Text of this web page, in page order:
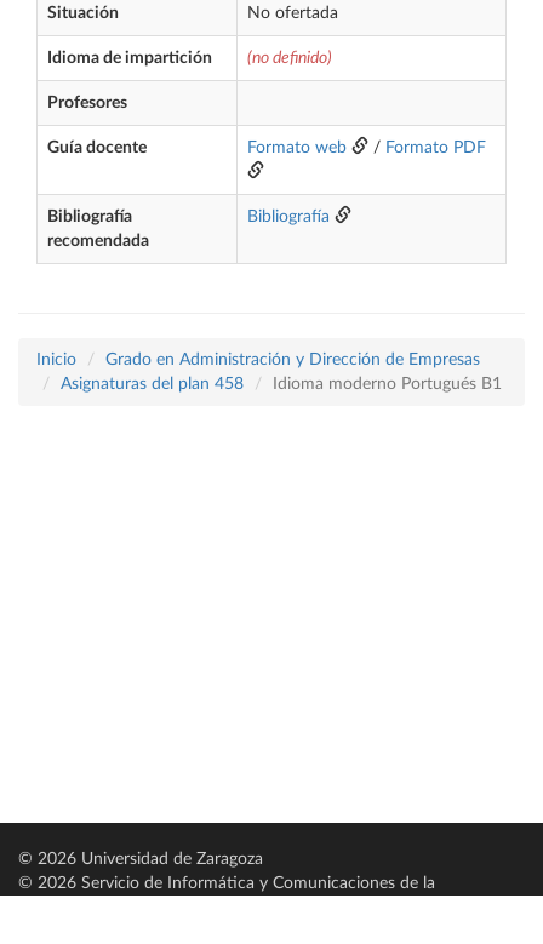
Situación No ofertada
Idioma de impartición (no definido)
Profesores
Guía docente Formato web / Formato PDF
Bibliografía
recomendada
Bibliografía
Inicio
Grado en Administración y Dirección de Empresas
Asignaturas del plan 458
Idioma moderno Portugués B1
© 2026 Universidad de Zaragoza
© 2026 Servicio de Informática y Comunicaciones de la